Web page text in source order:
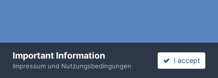
Important Information
Impressum und Nutzungsbedingungen
I accept
Nach oben / Back to Top